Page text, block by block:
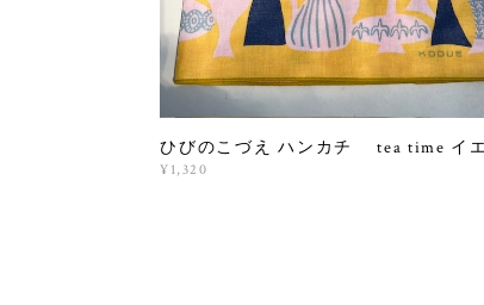
ひびのこづえ ハンカチ tea time イ
¥1,320